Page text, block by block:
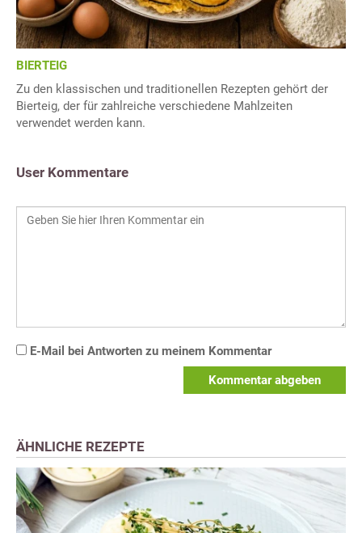
BIERTEIG
Zu den klassischen und traditionellen Rezepten gehört der
Bierteig, der für zahlreiche verschiedene Mahlzeiten
verwendet werden kann.
User Kommentare
E-Mail bei Antworten zu meinem Kommentar
Kommentar abgeben
ÄHNLICHE REZEPTE